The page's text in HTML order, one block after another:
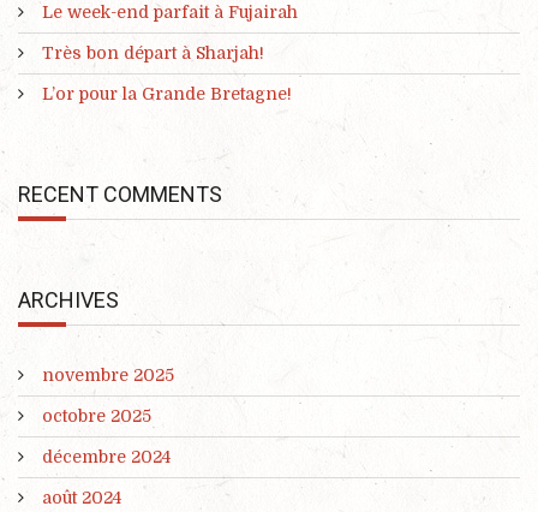
Le week-end parfait à Fujairah
Très bon départ à Sharjah!
L’or pour la Grande Bretagne!
RECENT COMMENTS
ARCHIVES
novembre 2025
octobre 2025
décembre 2024
août 2024